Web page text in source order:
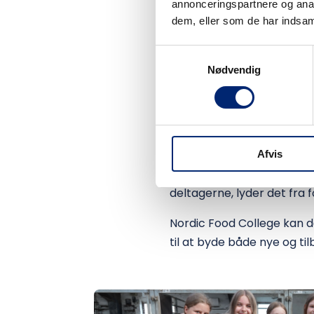
annonceringspartnere og
dem, eller som de har
Nødvendig
Afvis
– Jeg har været rigtig
Forstander Jonas
– Sommercampen
fællesskab. Det glæder
stolte af, at vores egne
om den kultur og det
deltagerne, lyder det fra
Nordic Food College
til at byde både nye og